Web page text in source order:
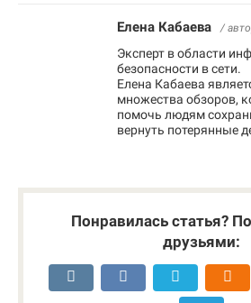
Елена Кабаева /
Эксперт в области
безопасности в сети.
Елена Кабаева
множества обзоров,
помочь людям
вернуть потерянные
Понравилась статья?
друзьями: